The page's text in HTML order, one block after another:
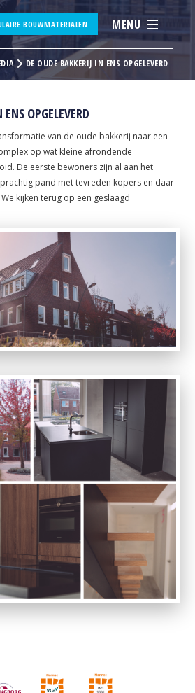
BOUWMATERIALEN MENU
DE OUDE BAKKERIJ IN ENS OPGELEVERD
OPGELEVERD
van de oude bakkerij naar een
op wat kleine afrondende
De eerste bewoners zijn al aan het
pand met tevreden kopers en daar
kijken terug op een geslaagd